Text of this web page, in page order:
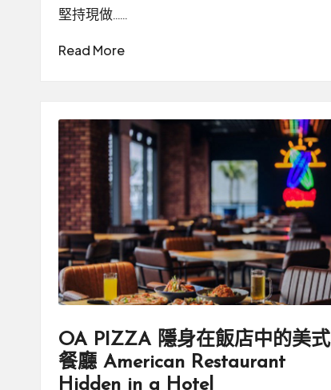
堅持現做……
Read More
OA PIZZA 隱身在飯店中的美式
餐廳 American Restaurant
Hidden in a Hotel